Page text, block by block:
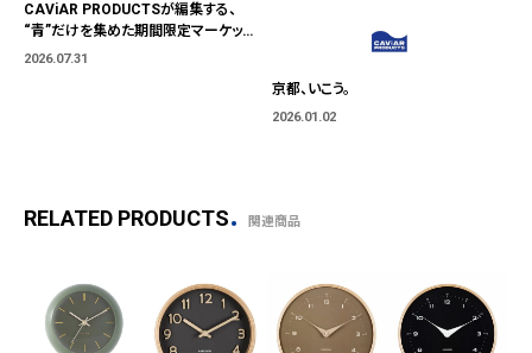
CAViAR PRODUCTSが編集する、
“青”だけを集めた期間限定マーケット
「BLUE MARKET」が横浜に。ブランド
2026.07.31
京都、いこう。
2026.01.02
RELATED PRODUCTS 関連商品